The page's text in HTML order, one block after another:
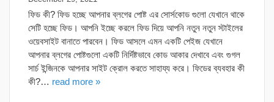
ফিড কী? ফিড হচ্ছে আপনার ব্লগের পোষ্ট এর সোর্সকোড গুলো যেখানে থাকে
সেটি হচ্ছে ফিড। আপনি ইচ্ছে করলে ফিড দিয়ে আপনি নতুন নতুন স্টাইলের
ওয়েবসাইট বানাতে পারবেন। ফিড আসলে এমন একটি পেইজ যেখানে
আপনার ব্লগের পোষ্টগুলো একটি নির্দিষ্টভাবে কোড আকার দেখাবে এবং গুগল
সার্চ ইন্জিনকে আপনার সাইট ক্রোল করতে সাহায্য করে। ফিডের ব্যবহার কী
কী?… read more »